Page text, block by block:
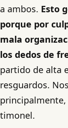
a ambos. Esto
porque por
mala
los dedos de
partido de alta
resguardos.
timonel.